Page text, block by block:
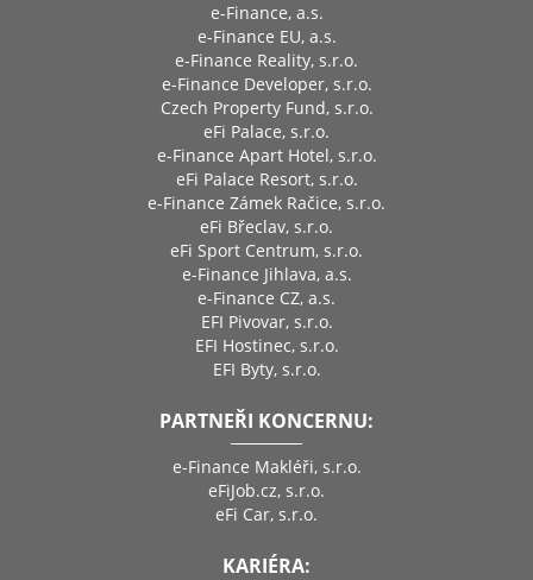
e-Finance, a.s.
e-Finance EU, a.s.
e-Finance Reality, s.r.o.
e-Finance Developer, s.r.o.
Czech Property Fund, s.r.o.
eFi Palace, s.r.o.
e-Finance Apart Hotel, s.r.o.
eFi Palace Resort, s.r.o.
e-Finance Zámek Račice, s.r.o.
eFi Břeclav, s.r.o.
eFi Sport Centrum, s.r.o.
e-Finance Jihlava, a.s.
e-Finance CZ, a.s.
EFI Pivovar, s.r.o.
EFI Hostinec, s.r.o.
EFI Byty, s.r.o.
PARTNEŘI KONCERNU:
e-Finance Makléři, s.r.o.
eFiJob.cz, s.r.o.
eFi Car, s.r.o.
KARIÉRA: